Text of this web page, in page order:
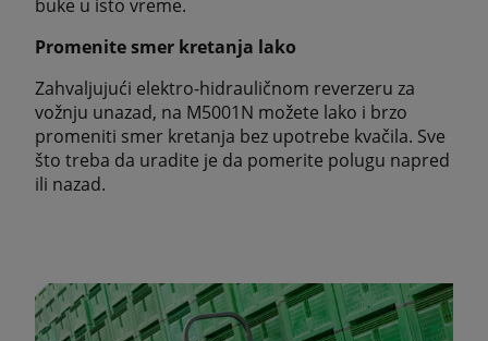
buke u isto vreme.
Promenite smer kretanja lako
Zahvaljujući elektro-hidrauličnom reverzeru za
vožnju unazad, na M5001N možete lako i brzo
promeniti smer kretanja bez upotrebe kvačila. Sve
što treba da uradite je da pomerite polugu napred
ili nazad.